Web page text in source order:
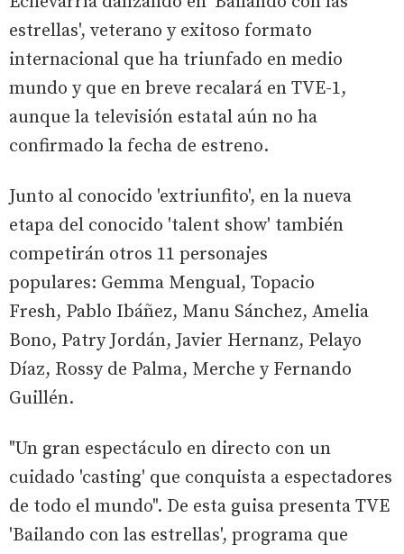
estrellas', veterano y exitoso formato
internacional que ha triunfado en medio
mundo y que en breve recalará en TVE-1,
aunque la televisión estatal aún no ha
confirmado la fecha de estreno.
Junto al conocido 'extriunfito', en la nueva
etapa del conocido 'talent show' también
competirán otros 11 personajes
populares: Gemma Mengual, Topacio
Fresh, Pablo Ibáñez, Manu Sánchez, Amelia
Bono, Patry Jordán, Javier Hernanz, Pelayo
Díaz, Rossy de Palma, Merche y Fernando
Guillén.
"Un gran espectáculo en directo con un
cuidado 'casting' que conquista a espectadores
de todo el mundo". De esta guisa presenta TVE
'Bailando con las estrellas', programa que